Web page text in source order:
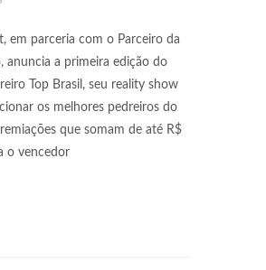
em parceria com o Parceiro da
anuncia a primeira edição do
Top Brasil, seu reality show
os melhores pedreiros do
que somam de até R$
o vencedor